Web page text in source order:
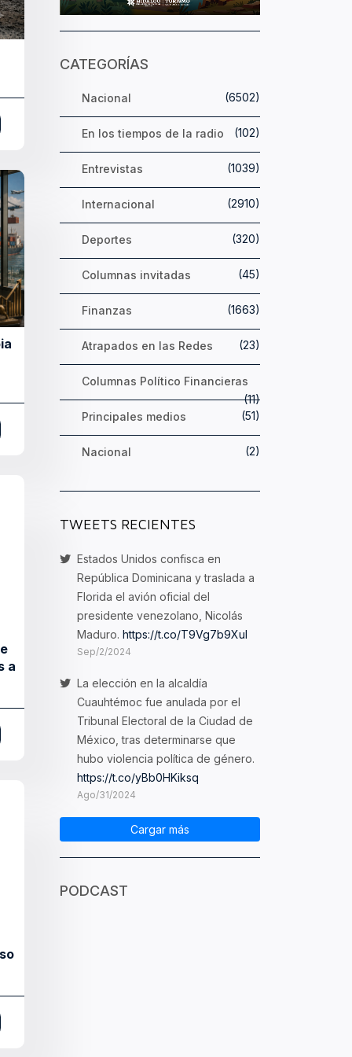
a
CATEGORÍAS
Nacional (6502)
En los tiempos de la radio (102)
Entrevistas (1039)
Internacional (2910)
Deportes (320)
Columnas invitadas (45)
Finanzas (1663)
Atrapados en las Redes (23)
Columnas Político Financieras
(11)
Principales medios
(51)
Nacional (2)
TWEETS RECIENTES
Estados Unidos confisca en
República Dominicana y traslada a
Florida el avión oficial del
presidente venezolano, Nicolás
Maduro. https://t.co/T9Vg7b9XuI
Sep/2/2024
La elección en la alcaldía
Cuauhtémoc fue anulada por el
Tribunal Electoral de la Ciudad de
México, tras determinarse que
hubo violencia política de género.
https://t.co/yBb0HKiksq
Ago/31/2024
Cargar más
PODCAST